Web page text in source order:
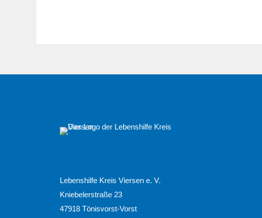
Lebenshilfe Kreis Viersen e. V.
Kniebelerstraße 23
47918 Tönisvorst-Vorst